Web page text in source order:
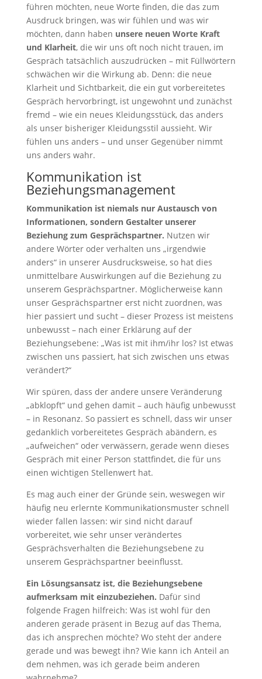
führen möchten, neue Worte finden, die das zum
Ausdruck bringen, was wir fühlen und was wir
möchten, dann haben unsere neuen Worte Kraft
und Klarheit, die wir uns oft noch nicht trauen, im
Gespräch tatsächlich auszudrücken – mit Füllwörtern
schwächen wir die Wirkung ab. Denn: die neue
Klarheit und Sichtbarkeit, die ein gut vorbereitetes
Gespräch hervorbringt, ist ungewohnt und zunächst
fremd – wie ein neues Kleidungsstück, das anders
als unser bisheriger Kleidungsstil aussieht. Wir
fühlen uns anders – und unser Gegenüber nimmt
uns anders wahr.
Kommunikation ist
Beziehungsmanagement
Kommunikation ist niemals nur Austausch von
Informationen, sondern Gestalter unserer
Beziehung zum Gesprächspartner. Nutzen wir
andere Wörter oder verhalten uns „irgendwie
anders“ in unserer Ausdrucksweise, so hat dies
unmittelbare Auswirkungen auf die Beziehung zu
unserem Gesprächspartner. Möglicherweise kann
unser Gesprächspartner erst nicht zuordnen, was
hier passiert und sucht – dieser Prozess ist meistens
unbewusst – nach einer Erklärung auf der
Beziehungsebene: „Was ist mit ihm/ihr los? Ist etwas
zwischen uns passiert, hat sich zwischen uns etwas
verändert?“
Wir spüren, dass der andere unsere Veränderung
„abklopft“ und gehen damit – auch häufig unbewusst
– in Resonanz. So passiert es schnell, dass wir unser
gedanklich vorbereitetes Gespräch abändern, es
„aufweichen“ oder verwässern, gerade wenn dieses
Gespräch mit einer Person stattfindet, die für uns
einen wichtigen Stellenwert hat.
Es mag auch einer der Gründe sein, weswegen wir
häufig neu erlernte Kommunikationsmuster schnell
wieder fallen lassen: wir sind nicht darauf
vorbereitet, wie sehr unser verändertes
Gesprächsverhalten die Beziehungsebene zu
unserem Gesprächspartner beeinflusst.
Ein Lösungsansatz ist, die Beziehungsebene
aufmerksam mit einzubeziehen. Dafür sind
folgende Fragen hilfreich: Was ist wohl für den
anderen gerade präsent in Bezug auf das Thema,
das ich ansprechen möchte? Wo steht der andere
gerade und was bewegt ihn? Wie kann ich Anteil an
dem nehmen, was ich gerade beim anderen